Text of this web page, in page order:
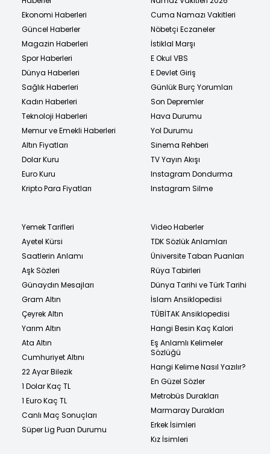
Ekonomi Haberleri
Güncel Haberler
Magazin Haberleri
Spor Haberleri
Dünya Haberleri
Sağlık Haberleri
Kadın Haberleri
Teknoloji Haberleri
Memur ve Emekli Haberleri
Altın Fiyatları
Dolar Kuru
Euro Kuru
Kripto Para Fiyatları
Cuma Namazı Vakitleri
Nöbetçi Eczaneler
İstiklal Marşı
E Okul VBS
E Devlet Giriş
Günlük Burç Yorumları
Son Depremler
Hava Durumu
Yol Durumu
Sinema Rehberi
TV Yayın Akışı
Instagram Dondurma
Instagram Silme
Yemek Tarifleri
Ayetel Kürsi
Saatlerin Anlamı
Aşk Sözleri
Günaydın Mesajları
Gram Altın
Çeyrek Altın
Yarım Altın
Ata Altın
Cumhuriyet Altını
22 Ayar Bilezik
1 Dolar Kaç TL
1 Euro Kaç TL
Canlı Maç Sonuçları
Süper Lig Puan Durumu
Video Haberler
TDK Sözlük Anlamları
Üniversite Taban Puanları
Rüya Tabirleri
Dünya Tarihi ve Türk Tarihi
İslam Ansiklopedisi
TÜBİTAK Ansiklopedisi
Hangi Besin Kaç Kalori
Eş Anlamlı Kelimeler
Sözlüğü
Hangi Kelime Nasıl Yazılır?
En Güzel Sözler
Metrobüs Durakları
Marmaray Durakları
Erkek İsimleri
Kız İsimleri